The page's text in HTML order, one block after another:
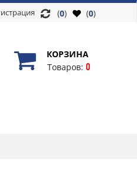
(0)
(0)
КОРЗИНА
Товаров: 0